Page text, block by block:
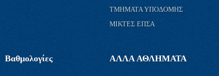
ΤΜΗΜΑΤΑ ΥΠΟΔΟΜΗΣ
ΜΙΚΤΕΣ ΕΠΣΑ
Βαθμολογίες ΑΛΛΑ ΑΘΛΗΜΑΤΑ